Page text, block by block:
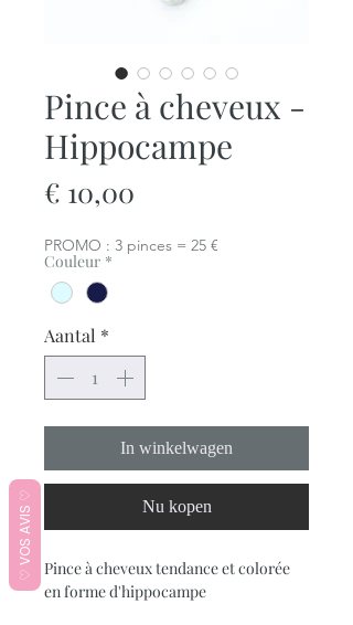
Pince à cheveux -
Hippocampe
€ 10,00
PROMO : 3 pinces = 25 €
Couleur *
Aantal *
In winkelwagen
Nu kopen
Pince à cheveux tendance et colorée
en forme d'hippocampe
♡ VOS AVIS ♡